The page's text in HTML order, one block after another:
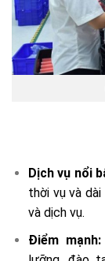
Dịch vụ nổi
thời vụ và
và dịch vụ.
Điểm mạnh: